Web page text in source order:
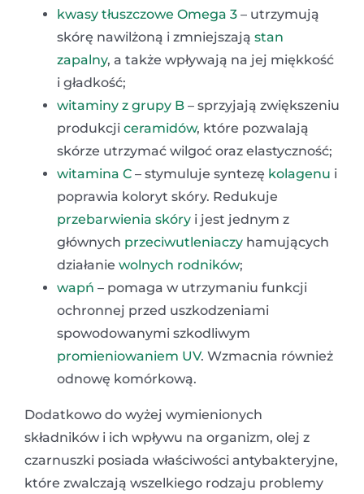
kwasy tłuszczowe Omega 3 – utrzymują
skórę nawilżoną i zmniejszają stan
zapalny, a także wpływają na jej miękkość
i gładkość;
witaminy z grupy B – sprzyjają zwiększeniu
produkcji ceramidów, które pozwalają
skórze utrzymać wilgoć oraz elastyczność;
witamina C – stymuluje syntezę kolagenu i
poprawia koloryt skóry. Redukuje
przebarwienia skóry i jest jednym z
głównych przeciwutleniaczy hamujących
działanie wolnych rodników;
wapń – pomaga w utrzymaniu funkcji
ochronnej przed uszkodzeniami
spowodowanymi szkodliwym
promieniowaniem UV. Wzmacnia również
odnowę komórkową.
Dodatkowo do wyżej wymienionych
składników i ich wpływu na organizm, olej z
czarnuszki posiada właściwości antybakteryjne,
które zwalczają wszelkiego rodzaju problemy